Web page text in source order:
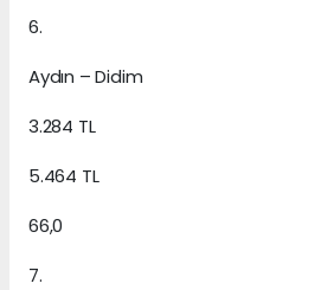
6.
Aydın – Didim
3.284 TL
5.464 TL
66,0
7.